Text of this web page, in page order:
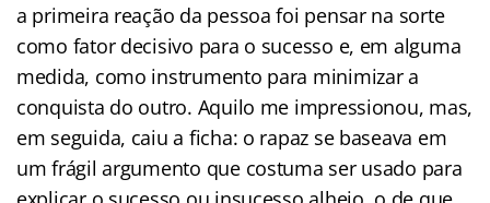
a primeira reação da pessoa foi pensar na sorte
como fator decisivo para o sucesso e, em alguma
medida, como instrumento para minimizar a
conquista do outro. Aquilo me impressionou, mas,
em seguida, caiu a ficha: o rapaz se baseava em
um frágil argumento que costuma ser usado para